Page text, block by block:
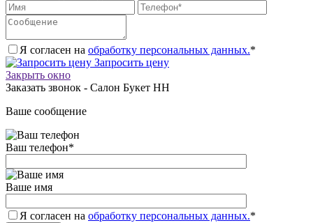
Я согласен на обработку персональных данных.*
Запросить цену
Закрыть окно
Заказать звонок - Салон Букет НН
Ваше сообщение
Ваш телефон*
Ваше имя
Я согласен на обработку персональных данных.*